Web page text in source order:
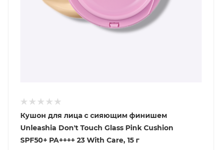
Кушон для лица с сияющим финишем
Unleashia Don't Touch Glass Pink Cushion
SPF50+ PA++++ 23 With Care, 15 г